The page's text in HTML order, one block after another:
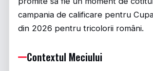
campania de calificare pentru
din 2026 pentru tricolorii români.
Contextul Meciului